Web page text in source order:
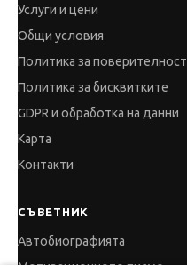
Услуги и цени
Общи условия
Политика за поверителност
Политика за бисквитките
GDPR и обработка на данни
Карта
Контакти
СЪВЕТНИК
Автобиографията
Мотивационното писмо